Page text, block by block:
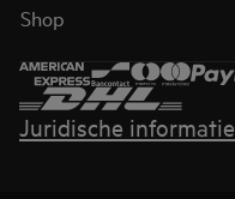
Shop
Juridische informatie